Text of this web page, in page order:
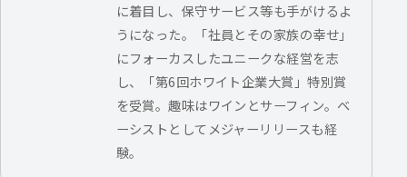
に着目し、保守サービス等も手がけるよ
うになった。「社員とその家族の幸せ」
にフォーカスしたユニークな経営を志
し、「第6回ホワイト企業大賞」特別賞
を受賞。趣味はワインとサーフィン。ベ
ーシストとしてメジャーリリースも経
験。